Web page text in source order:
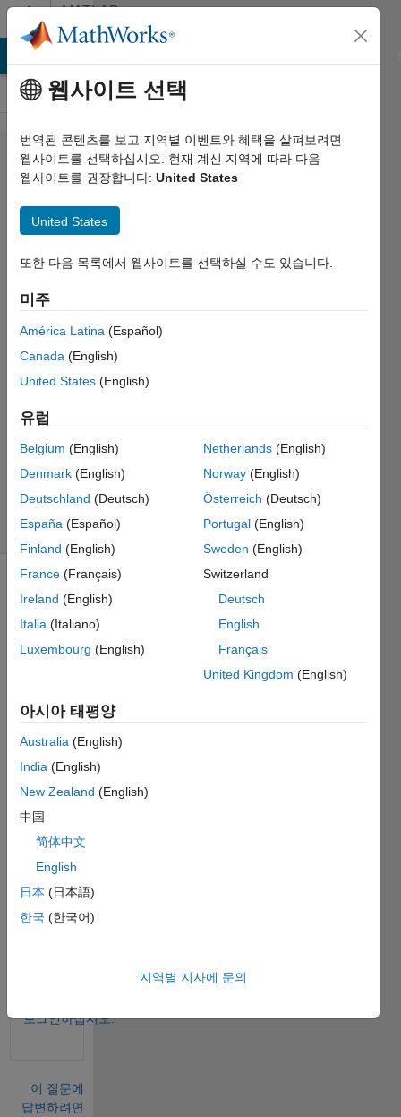
콘텐츠로 바로 가기
MATLAB
Answers
State
estimator
&
feedback
Hyo
jong
Cho
2019 11월
1 답변
답변
채택됨
업데이트
시간: 2019
(30일)
how
desig
n by
matla
plz
me...
로그인하십시오.
이 질문에
답변하려면
웹사이트 선택
번역된 콘텐츠를 보고 지역별 이벤트와 혜택을 살펴보려면
웹사이트를 선택하십시오. 현재 계신 지역에 따라 다음
웹사이트를 권장합니다: United States
United States
또한 다음 목록에서 웹사이트를 선택하실 수도 있습니다.
미주
América Latina (Español)
Canada (English)
United States (English)
유럽
Belgium (English)
Denmark (English)
Deutschland (Deutsch)
España (Español)
Finland (English)
France (Français)
Ireland (English)
Italia (Italiano)
Luxembourg (English)
Netherlands(English)
Norway(English)
Österreich (Deutsch)
Portugal(English)
Sweden (English)
Switzerland
Deutsch
English
Français
United Kingdom (English)
아시아 태평양
Australia (English)
India (English)
New Zealand (English)
中国
简体中文
English
日本 (日本語)
한국 (한국어)
지역별 지사에 문의